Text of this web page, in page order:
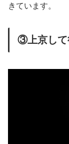
きています。
③上京して